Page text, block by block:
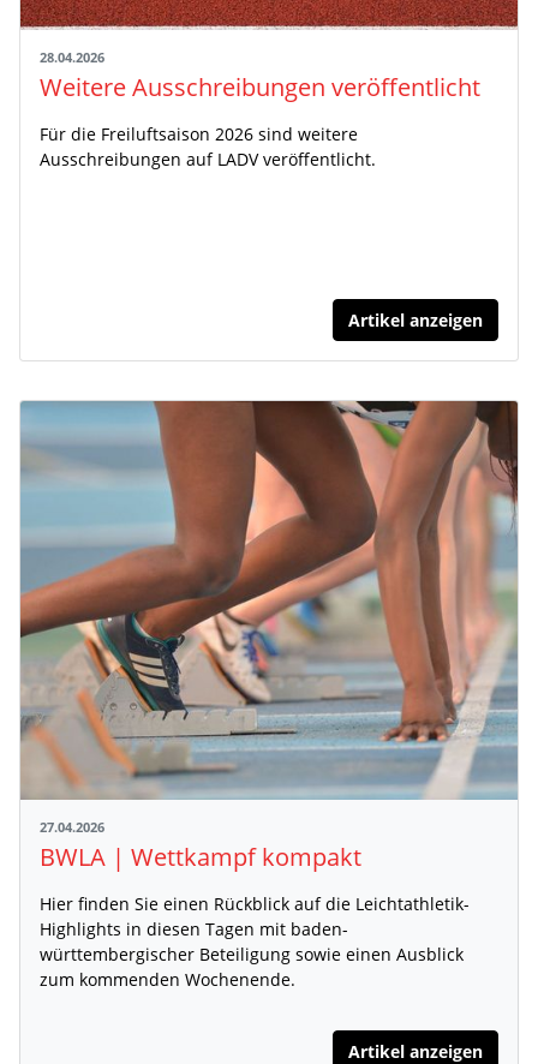
28.04.2026
Weitere Ausschreibungen veröffentlicht
Für die Freiluftsaison 2026 sind weitere
Ausschreibungen auf LADV veröffentlicht.
Artikel anzeigen
27.04.2026
BWLA | Wettkampf kompakt
Hier finden Sie einen Rückblick auf die Leichtathletik-
Highlights in diesen Tagen mit baden-
württembergischer Beteiligung sowie einen Ausblick
zum kommenden Wochenende.
Artikel anzeigen